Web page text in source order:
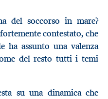
del soccorso in mare?
contestato, che
ha assunto una valenza
del resto tutti i temi
su una dinamica che